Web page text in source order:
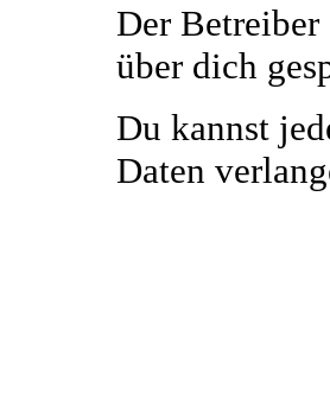
Der
über dich
Du kannst
Daten